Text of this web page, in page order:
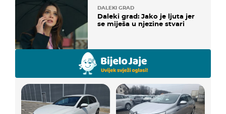
DALEKI GRAD
Daleki grad: Jako je ljuta jer
se miješa u njezine stvari